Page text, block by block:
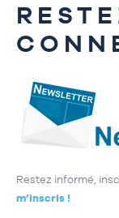
Restez informé,
m’inscris !